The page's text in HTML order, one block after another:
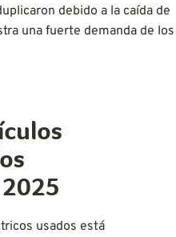
debido a la caída de
una fuerte demanda de los
usados está